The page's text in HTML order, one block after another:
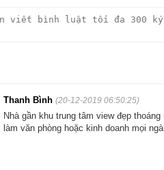
Thanh Bình (20-12-2019 06:50:25)
Nhà gần khu trung tâm view đẹp
làm văn phòng hoặc kinh doanh mọi